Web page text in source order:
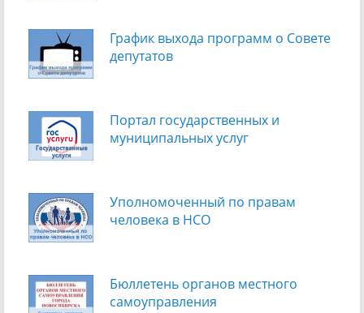
График выхода программ о Cовете
депутатов
Портал государственных и
муниципальных услуг
Уполномоченный по правам
человека в НСО
Бюллетень органов местного
самоуправления